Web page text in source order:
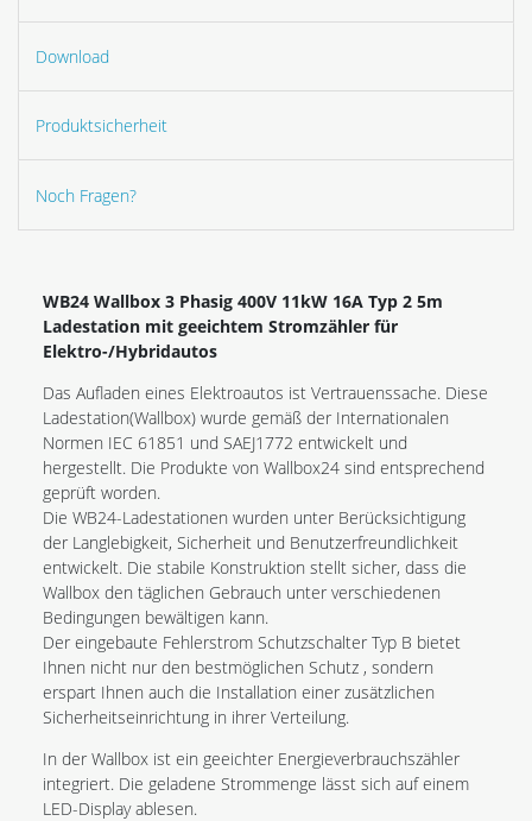
Download
Produktsicherheit
Noch Fragen?
WB24 Wallbox 3 Phasig 400V 11kW 16A Typ 2 5m
Ladestation mit geeichtem Stromzähler für
Elektro-/Hybridautos
Das Aufladen eines Elektroautos ist Vertrauenssache. Diese
Ladestation(Wallbox) wurde gemäß der Internationalen
Normen IEC 61851 und SAEJ1772 entwickelt und
hergestellt. Die Produkte von Wallbox24 sind entsprechend
geprüft worden.
Die WB24-Ladestationen wurden unter Berücksichtigung
der Langlebigkeit, Sicherheit und Benutzerfreundlichkeit
entwickelt. Die stabile Konstruktion stellt sicher, dass die
Wallbox den täglichen Gebrauch unter verschiedenen
Bedingungen bewältigen kann.
Der eingebaute Fehlerstrom Schutzschalter Typ B bietet
Ihnen nicht nur den bestmöglichen Schutz , sondern
erspart Ihnen auch die Installation einer zusätzlichen
Sicherheitseinrichtung in ihrer Verteilung.
In der Wallbox ist ein geeichter Energieverbrauchszähler
integriert. Die geladene Strommenge lässt sich auf einem
LED-Display ablesen.